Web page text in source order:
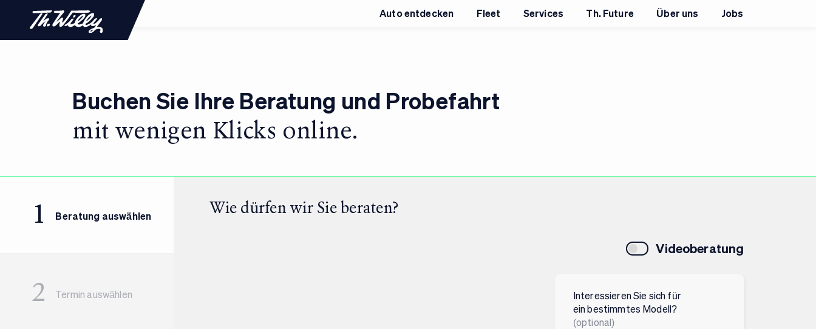
Auto entdecken Fleet Services Th. Future Über uns Jobs
Buchen Sie Ihre Beratung und Probefahrt
mit wenigen Klicks online.
Beratung auswählen
Termin auswählen
Wie dürfen wir Sie beraten?
Videoberatung
Interessieren Sie sich für
ein bestimmtes Modell?
(optional)